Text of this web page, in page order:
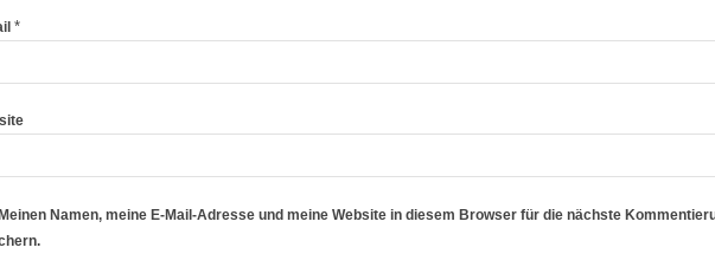
*
Meinen Namen, meine E-Mail-Adresse und meine Website in diesem Browser für die nächste